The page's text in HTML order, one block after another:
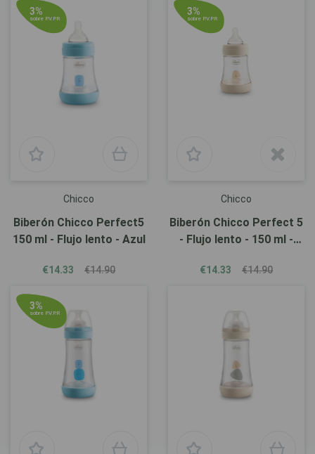
3%
sobre P.V.P.R
Chicco
Biberón Chicco Perfect5
150 ml - Flujo lento - Azul
€14.33 €14.90
3%
sobre P.V.P.R
Chicco
Biberón Chicco Perfect 5
- Flujo lento - 150 ml -
€14.33 €14.90
3%
sobre P.V.P.R